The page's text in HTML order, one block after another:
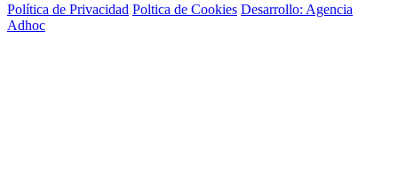
Política de Privacidad Poltica de Cookies Desarrollo: Agencia
Adhoc